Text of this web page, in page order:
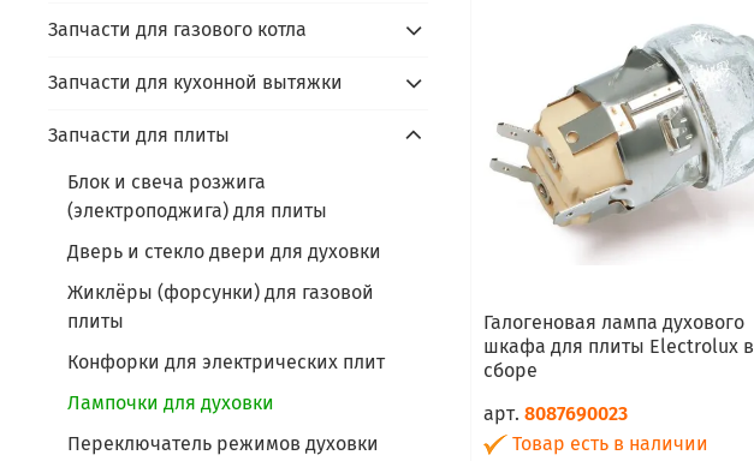
Галогеновая лампа духового
шкафа для плиты Electrolux в
сборе
арт.8087690023
Товар есть в наличии
Запчасти для газового котла
Запчасти для кухонной вытяжки
Запчасти для плиты
Блок и свеча розжига
(электроподжига) для плиты
Дверь и стекло двери для духовки
Жиклёры (форсунки) для газовой
плиты
Конфорки для электрических плит
Лампочки для духовки
Переключатель режимов духовки